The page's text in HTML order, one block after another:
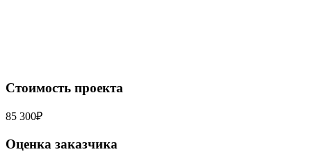
Стоимость проекта
85 300₽
Оценка заказчика